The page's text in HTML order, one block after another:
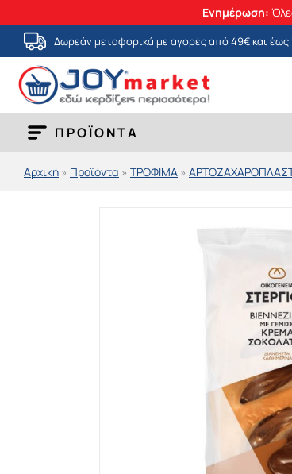
Ενημέρωση:
Μετάβαση
στο
περιεχόμενο
Δωρεάν μεταφορικά με αγορές από 49€ και έως
ΠΡΟΪΟΝΤΑ
Αρχική » Προϊόντα » ΤΡΟΦΙΜΑ »